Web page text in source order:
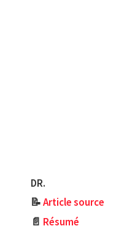
DR.
📝Article source
📄 Résumé